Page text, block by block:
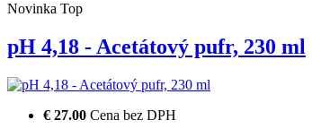
Novinka Top
pH 4,18 - Acetátový pufr, 230 ml
€ 27.00 Cena bez DPH